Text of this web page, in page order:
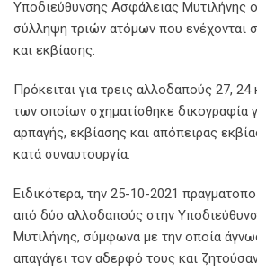
Υποδιεύθυνσης Ασφάλειας Μυτιλήνης
σύλληψη τριών ατόμων που ενέχονται
και εκβίασης.
Πρόκειται για τρεις αλλοδαπούς 27,
των οποίων σχηματίσθηκε δικογραφία
αρπαγής, εκβίασης και απόπειρας
κατά συναυτουργία.
Ειδικότερα, την 25-10-2021
από δύο αλλοδαπούς στην
Μυτιλήνης, σύμφωνα με την οποία
απαγάγει τον αδερφό τους και